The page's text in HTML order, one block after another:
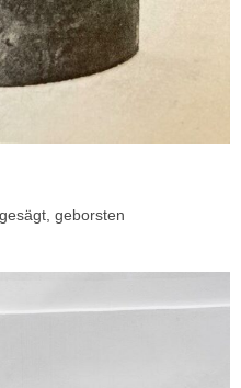
geborsten